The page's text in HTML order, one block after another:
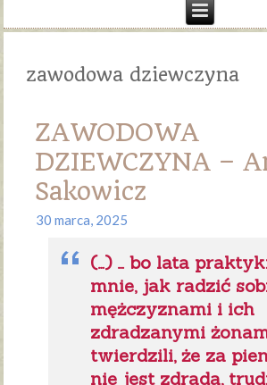
zawodowa dziewczyna
ZAWODOWA
DZIEWCZYNA –
Sakowicz
30 marca, 2025
(…) … bo lata
mnie, jak radzić
mężczyznami i ich
zdradzanymi
twierdzili, że za
nie jest zdrada,